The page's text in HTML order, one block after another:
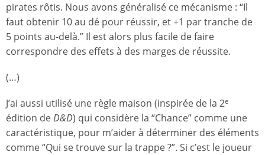
pirates rôtis. Nous avons généralisé ce mécanisme : “Il
faut obtenir 10 au dé pour réussir, et +1 par tranche de
5 points au-delà.” Il est alors plus facile de faire
correspondre des effets à des marges de réussite.
(…)
J’ai aussi utilisé une règle maison (inspirée de la 2e
édition deD&D) qui considère la “Chance” comme une
caractéristique, pour m’aider à déterminer des éléments
comme “Qui se trouve sur la trappe ?”. Si c’est le joueur